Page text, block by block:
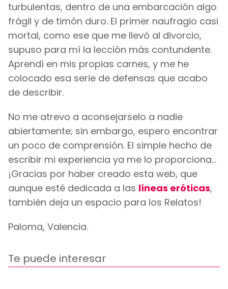
turbulentas, dentro de una embarcación algo
frágil y de timón duro. El primer naufragio casi
mortal, como ese que me llevó al divorcio,
supuso para mí la lección más contundente.
Aprendí en mis propias carnes, y me he
colocado esa serie de defensas que acabo
de describir.
No me atrevo a aconsejarselo a nadie
abiertamente; sin embargo, espero encontrar
un poco de comprensión. El simple hecho de
escribir mi experiencia ya me lo proporciona...
¡Gracias por haber creado esta web, que
aunque esté dedicada a las líneas eróticas,
también deja un espacio para los Relatos!
Paloma, Valencia.
Te puede interesar